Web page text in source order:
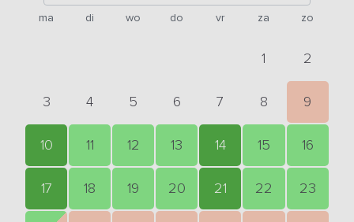
ma di wo do vr za zo
1 2
3 4 5 6 7 8 9
10 11 12 13 14 15 16
17 18 19 20 21 22 23